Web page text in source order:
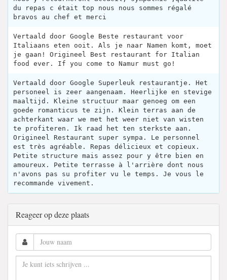
du repas c était top nous nous sommes régalé
bravos au chef et merci
Vertaald door Google Beste restaurant voor
Italiaans eten ooit. Als je naar Namen komt, moet
je gaan! Origineel Best restaurant for Italian
food ever. If you come to Namur must go!
Vertaald door Google Superleuk restaurantje. Het
personeel is zeer aangenaam. Heerlijke en stevige
maaltijd. Kleine structuur maar genoeg om een ​​
goede romanticus te zijn. Klein terras aan de
achterkant waar we met het weer niet van wisten
te profiteren. Ik raad het ten sterkste aan.
Origineel Restaurant super sympa. Le personnel
est très agréable. Repas délicieux et copieux.
Petite structure mais assez pour y être bien en
amoureux. Petite terrasse à l'arrière dont nous
n'avons pas su profiter vu le temps. Je vous le
recommande vivement.
Reageer op deze plaats